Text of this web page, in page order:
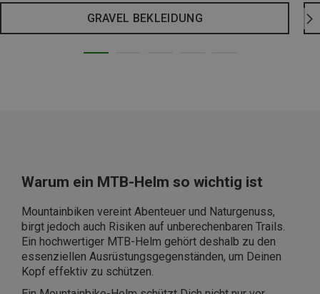
GRAVEL BEKLEIDUNG
Warum ein MTB-Helm so wichtig ist
Mountainbiken vereint Abenteuer und Naturgenuss,
birgt jedoch auch Risiken auf unberechenbaren Trails.
Ein hochwertiger MTB-Helm gehört deshalb zu den
essenziellen Ausrüstungsgegenständen, um Deinen
Kopf effektiv zu schützen.